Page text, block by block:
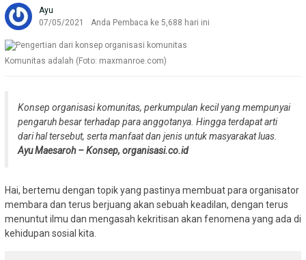
Ayu
07/05/2021
Anda Pembaca ke 5,688 hari ini
Komunitas adalah (Foto: maxmanroe.com)
Konsep organisasi komunitas, perkumpulan kecil yang mempunyai
pengaruh besar terhadap para anggotanya. Hingga terdapat arti
dari hal tersebut, serta manfaat dan jenis untuk masyarakat luas.
Ayu Maesaroh – Konsep, organisasi.co.id
Hai, bertemu dengan topik yang pastinya membuat para organisator
membara dan terus berjuang akan sebuah keadilan, dengan terus
menuntut ilmu dan mengasah kekritisan akan fenomena yang ada di
kehidupan sosial kita.